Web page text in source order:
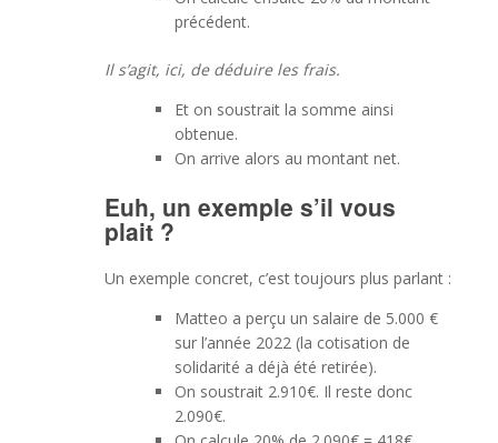
précédent.
Il s’agit, ici, de déduire les frais.
Et on soustrait la somme ainsi
obtenue.
On arrive alors au montant net.
Euh, un exemple s’il vous
plait ?
Un exemple concret, c’est toujours plus parlant :
Matteo a perçu un salaire de 5.000 €
sur l’année 2022 (la cotisation de
solidarité a déjà été retirée).
On soustrait 2.910€. Il reste donc
2.090€.